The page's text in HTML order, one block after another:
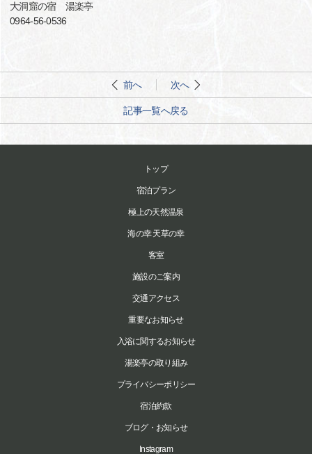
大洞窟の宿 湯楽亭
0964-56-0536
前へ 次へ
記事一覧へ戻る
トップ
宿泊プラン
極上の天然温泉
海の幸 天草の幸
客室
施設のご案内
交通アクセス
重要なお知らせ
入浴に関するお知らせ
湯楽亭の取り組み
プライバシーポリシー
宿泊約款
ブログ・お知らせ
Instagram